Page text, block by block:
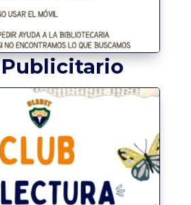
Publicitario